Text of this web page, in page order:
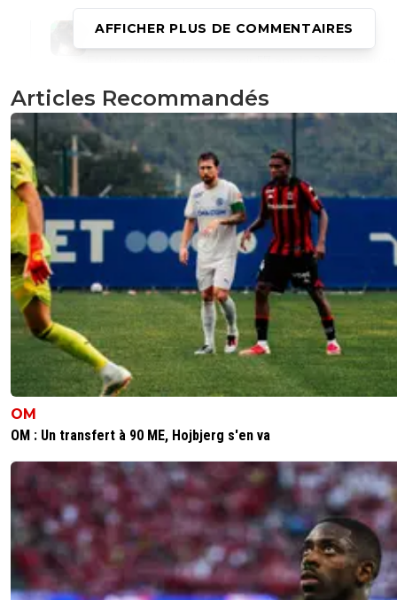
camel-jaune 13 mars 2025 à 17:13 + 0
0 + Répondre
paname-boy
Son corps vieillit plus vite que son cerveau,
visiblement... :o)
Répondre
vermeer 13 mars 2025 à 20:06 +176
On parle du même? Je le crois pas!!....bon en
temps plus rien ne m'étonne ici.
0 Répondre
camel-jaune 14 mars 2025 à 9:29
Oui oui, c'est bien Serge Mege, né le 26 mars
la teneur de ces commentaires son âge, pas
étonnant que ce type soit seul dans sa vie !
0+ Répondre
ol1954 12 mars 2025 à 13:49
franchement bravo , vous avez une très belle équipe .
mérité . Battez Marseille et nous vous remercierons
grandement .
AFFICHER PLUS DE COMMENTAIRES
Articles Recommandés
OM
OM : Un transfert à 90 ME, Hojbjerg s'en va